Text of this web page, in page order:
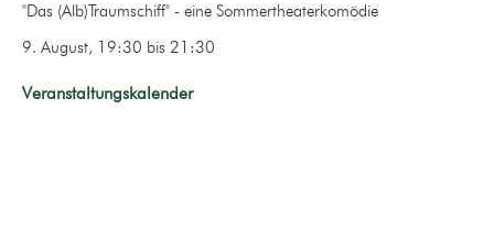
"Das (Alb)Traumschiff" - eine Sommertheaterkomödie
9. August, 19:30 bis 21:30
Veranstaltungskalender